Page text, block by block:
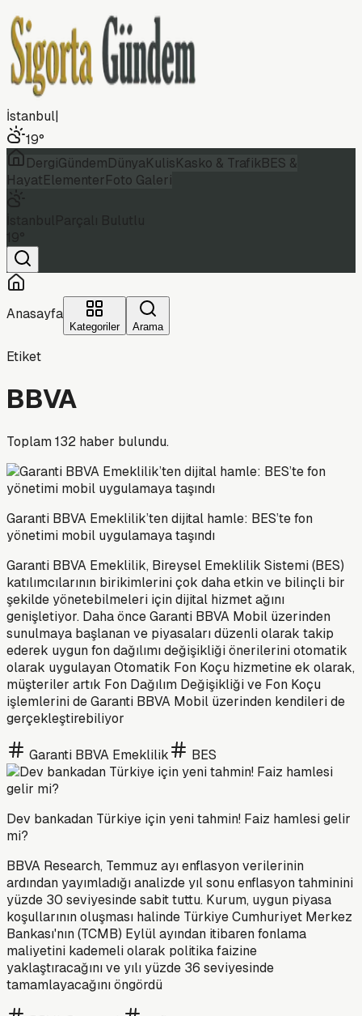
İstanbul|
19°
DergiGündemDünyaKulisKasko & TrafikBES &
HayatElementerFoto Galeri
Anasayfa
Kategoriler Arama
Etiket
BBVA
Toplam132 haber bulundu.
Garanti BBVA Emeklilik’ten dijital hamle: BES’te fon
yönetimi mobil uygulamaya taşındı
Garanti BBVA Emeklilik, Bireysel Emeklilik Sistemi (BES)
katılımcılarının birikimlerini çok daha etkin ve bilinçli bir
şekilde yönetebilmeleri için dijital hizmet ağını
genişletiyor. Daha önce Garanti BBVA Mobil üzerinden
sunulmaya başlanan ve piyasaları düzenli olarak takip
ederek uygun fon dağılımı değişikliği önerilerini otomatik
olarak uygulayan Otomatik Fon Koçu hizmetine ek olarak,
müşteriler artık Fon Dağılım Değişikliği ve Fon Koçu
işlemlerini de Garanti BBVA Mobil üzerinden kendileri de
gerçekleştirebiliyor
Garanti BBVA Emeklilik BES
Dev bankadan Türkiye için yeni tahmin! Faiz hamlesi gelir
mi?
BBVA Research, Temmuz ayı enflasyon verilerinin
ardından yayımladığı analizde yıl sonu enflasyon tahminini
yüzde 30 seviyesinde sabit tuttu. Kurum, uygun piyasa
koşullarının oluşması halinde Türkiye Cumhuriyet Merkez
Bankası'nın (TCMB) Eylül ayından itibaren fonlama
maliyetini kademeli olarak politika faizine
yaklaştıracağını ve yılı yüzde 36 seviyesinde
tamamlayacağını öngördü